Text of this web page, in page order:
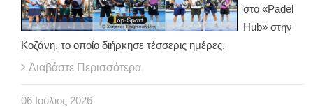
στο «Padel
Hub» στην
Κοζάνη, το οποίο διήρκησε τέσσερις ημέρες.
Διαβάστε Περισσότερα
06 Ιούλιος 2026